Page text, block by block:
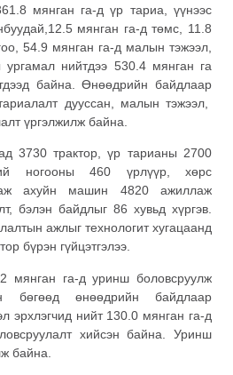
мянган га-д үр тариа, үүнээс
мянган га-д төмс, 11.8
54.9 мянган га-д малын тэжээл,
нийтдээ 530.4 мянган га
байна. Өнөөдрийн байдлаар
дууссан, малын тэжээл,
үргэлжилж байна.
3730 трактор, үр тарианы 2700
ногооны 460 үрлүүр, хөрс
аж ахуйн машин 4820 ажиллаж
бэлэн байдлыг 86 хувьд хүргэв.
ажлыг технологит хугацаанд
бүрэн гүйцэтгэлээ.
мянган га-д уринш боловсруулж
бөгөөд өнөөдрийн байдлаар
эрхлэгчид нийт 130.0 мянган га-д
хийсэн байна. Уринш
байна.